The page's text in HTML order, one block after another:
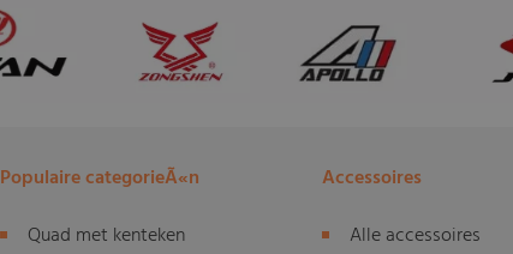
Populaire categorieÃ«n
Quad met kenteken
Accessoires
Alle accessoires